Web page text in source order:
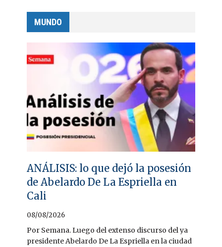
MUNDO
ANÁLISIS: lo que dejó la posesión
de Abelardo De La Espriella en
Cali
08/08/2026
Por Semana. Luego del extenso discurso del ya
presidente Abelardo De La Espriella en la ciudad